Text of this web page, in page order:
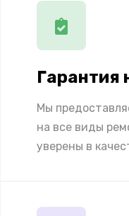
Гарантия
Мы
на все виды
уверены в